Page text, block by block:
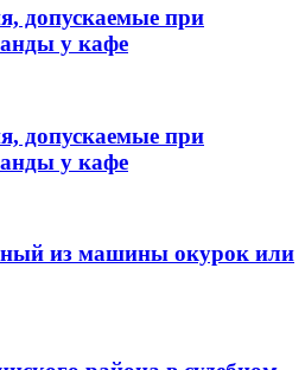
допускаемые при
у кафе
допускаемые при
у кафе
из машины окурок или